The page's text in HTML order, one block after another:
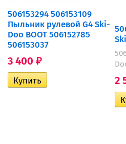
506153294 506153109
Пыльник рулевой G4 Ski-
Doo BOOT 506152785
506153037
3 400 ₽
2